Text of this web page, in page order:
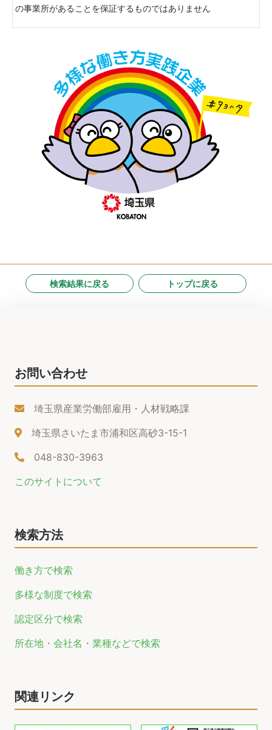
の事業所があることを保証するものではありません
検索結果に戻る トップに戻る
お問い合わせ
埼玉県産業労働部雇用・人材戦略課
埼玉県さいたま市浦和区高砂3-15-1
048-830-3963
このサイトについて
検索方法
働き方で検索
多様な制度で検索
認定区分で検索
所在地・会社名・業種などで検索
関連リンク